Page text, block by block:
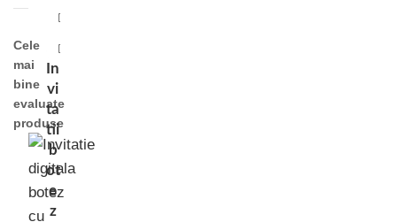
Cele
mai
bine
evaluate
produse
In
vi
ta
tii
b
ot
e
z